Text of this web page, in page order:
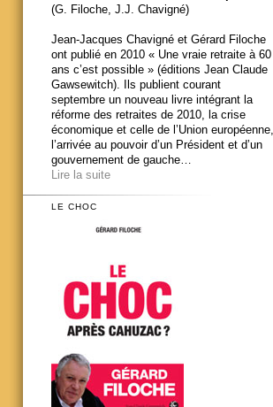
(G. Filoche, J.J. Chavigné)
Jean-Jacques Chavigné et Gérard Filoche
ont publié en 2010 « Une vraie retraite à 60
ans c’est possible » (éditions Jean Claude
Gawsewitch). Ils publient courant
septembre un nouveau livre intégrant la
réforme des retraites de 2010, la crise
économique et celle de l’Union européenne,
l’arrivée au pouvoir d’un Président et d’un
gouvernement de gauche…
Lire la suite
LE CHOC